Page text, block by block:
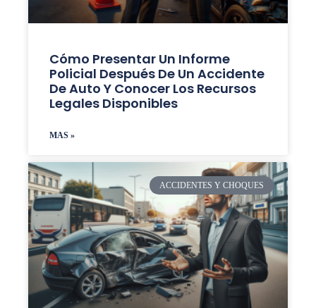
Cómo Presentar Un Informe
Policial Después De Un Accidente
De Auto Y Conocer Los Recursos
Legales Disponibles
MAS »
ACCIDENTES Y CHOQUES